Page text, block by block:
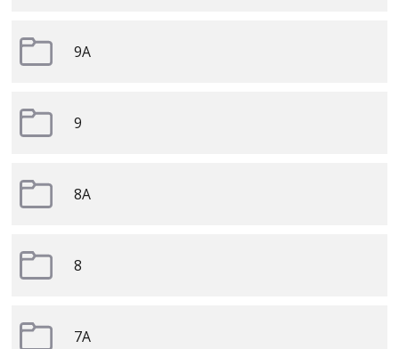
9A
9
8A
8
7A